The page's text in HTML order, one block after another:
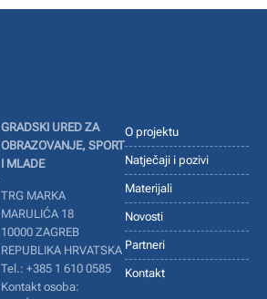
GRADSKI URED ZA
OBRAZOVANJE, SPORT
I MLADE
TRG MARKA
MARULIĆA 18
10000 ZAGREB
REPUBLIKA HRVATSKA
Tel.: +385 1 610 0585
Kontakt osoba:
O projektu
Natječaji i pozivi
Materijali
Novosti
Partneri
Kontakt